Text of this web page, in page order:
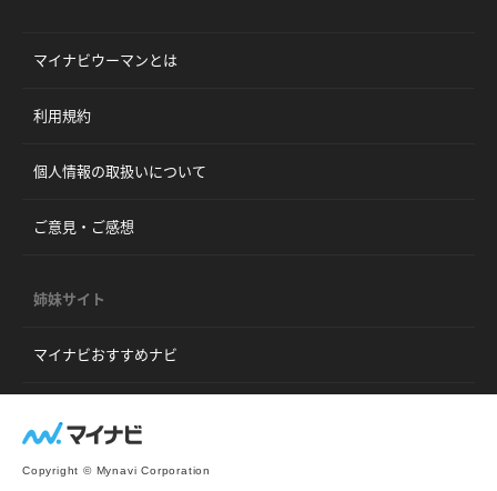
マイナビウーマンとは
利用規約
個人情報の取扱いについて
ご意見・ご感想
姉妹サイト
マイナビおすすめナビ
Copyright © Mynavi Corporation